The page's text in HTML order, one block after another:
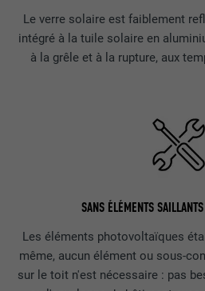
Le verre solaire est faiblement
intégré à la tuile solaire en
à la grêle et à la rupture, aux
SANS ÉLÉMENTS
Les éléments photovoltaïques
même, aucun élément ou sous-
sur le toit n'est nécessaire : pas